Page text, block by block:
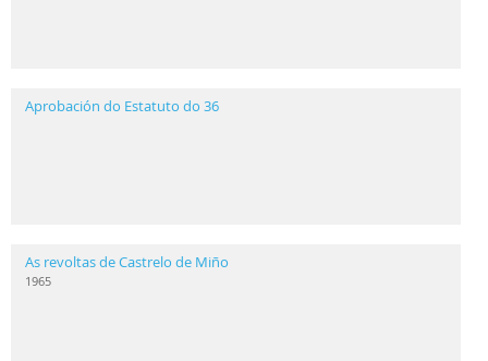
Aprobación do Estatuto do 36
As revoltas de Castrelo de Miño
1965